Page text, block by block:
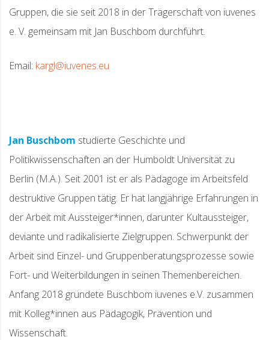
Gruppen, die sie seit 2018 in der Trägerschaft von iuvenes
e. V. gemeinsam mit Jan Buschbom durchführt.
Email: kargl@iuvenes.eu
Jan Buschbom studierte Geschichte und
Politikwissenschaften an der Humboldt Universität zu
Berlin (M.A.). Seit 2001 ist er als Pädagoge im Arbeitsfeld
destruktive Gruppen tätig. Er hat langjährige Erfahrungen in
der Arbeit mit Aussteiger*innen, darunter Kultaussteiger,
deviante und radikalisierte Zielgruppen. Schwerpunkt der
Arbeit sind Einzel- und Gruppenberatungsprozesse sowie
Fort- und Weiterbildungen in seinen Themenbereichen.
Anfang 2018 gründete Buschbom iuvenes e.V. zusammen
mit Kolleg*innen aus Pädagogik, Prävention und
Wissenschaft.